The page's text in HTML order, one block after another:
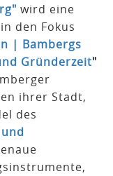
wird eine
den Fokus
| Bambergs
Gründerzeit"
ihrer Stadt,
des